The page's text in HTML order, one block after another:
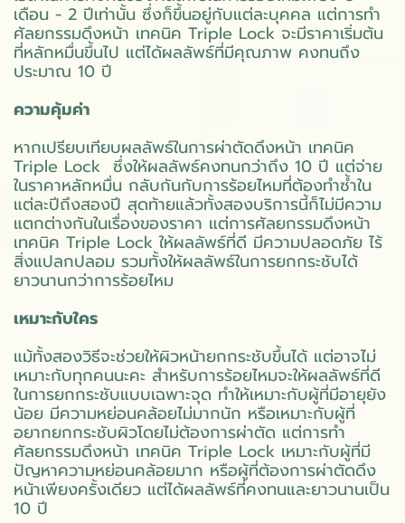
เดือน - 2 ปีเท่านั้น ซึ่งก็ขึ้นอยู่กับแต่ละบุคคล แต่การทำ
ศัลยกรรมดึงหน้า เทคนิค Triple Lock จะมีราคาเริ่มต้น
ที่หลักหมื่นขึ้นไป แต่ได้ผลลัพธ์ที่มีคุณภาพ คงทนถึง
ประมาณ 10 ปี
ความคุ้มค่า
หากเปรียบเทียบผลลัพธ์ในการผ่าตัดดึงหน้า เทคนิค
Triple Lock ซึ่งให้ผลลัพธ์คงทนกว่าถึง 10 ปี แต่จ่าย
ในราคาหลักหมื่น กลับกันกับการร้อยไหมที่ต้องทำซ้ำใน
แต่ละปีถึงสองปี สุดท้ายแล้วทั้งสองบริการนี้ก็ไม่มีความ
แตกต่างกันในเรื่องของราคา แต่การศัลยกรรมดึงหน้า
เทคนิค Triple Lock ให้ผลลัพธ์ที่ดี มีความปลอดภัย ไร้
สิ่งแปลกปลอม รวมทั้งให้ผลลัพธ์ในการยกกระชับได้
ยาวนานกว่าการร้อยไหม
เหมาะกับใคร
แม้ทั้งสองวิธีจะช่วยให้ผิวหน้ายกกระชับขึ้นได้ แต่อาจไม่
เหมาะกับทุกคนนะคะ สำหรับการร้อยไหมจะให้ผลลัพธ์ที่ดี
ในการยกกระชับแบบเฉพาะจุด ทำให้เหมาะกับผู้ที่มีอายุยัง
น้อย มีความหย่อนคล้อยไม่มากนัก หรือเหมาะกับผู้ที่
อยากยกกระชับผิวโดยไม่ต้องการผ่าตัด แต่การทำ
ศัลยกรรมดึงหน้า เทคนิค Triple Lock เหมาะกับผู้ที่มี
ปัญหาความหย่อนคล้อยมาก หรือผู้ที่ต้องการผ่าตัดดึง
หน้าเพียงครั้งเดียว แต่ได้ผลลัพธ์ที่คงทนและยาวนานเป็น
10 ปี